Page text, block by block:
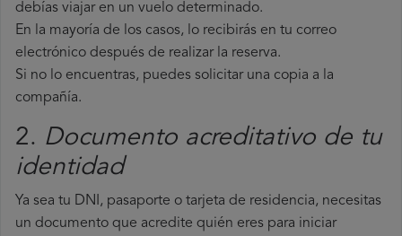
debías viajar en un vuelo determinado.
En la mayoría de los casos, lo recibirás en tu correo
electrónico después de realizar la reserva.
Si no lo encuentras, puedes solicitar una copia a la
compañía.
2. Documento acreditativo de tu
identidad
Ya sea tu DNI, pasaporte o tarjeta de residencia, necesitas
un documento que acredite quién eres para iniciar